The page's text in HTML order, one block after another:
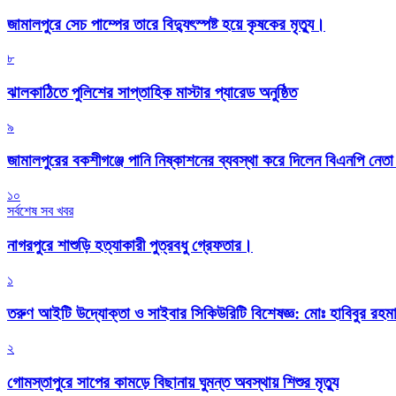
জামালপুরে সেচ পাম্পের তারে বিদ্যুৎস্পষ্ট হয়ে কৃষকের মৃত্যু।
৮
‎ঝালকাঠিতে পুলিশের সাপ্তাহিক মাস্টার প্যারেড অনুষ্ঠিত
৯
জামালপুরের বকশীগঞ্জে পানি নিষ্কাশনের ব্যবস্থা করে দিলেন বিএনপি
১০
সর্বশেষ সব খবর
নাগরপুরে শাশুড়ি হত্যাকারী পুত্রবধু গ্রেফতার।
১
তরুণ আইটি উদ্যোক্তা ও সাইবার সিকিউরিটি বিশেষজ্ঞ: মোঃ হাবিবুর
২
গোমস্তাপুরে সাপের কামড়ে বিছানায় ঘুমন্ত অবস্থায় শিশুর মৃত্যু